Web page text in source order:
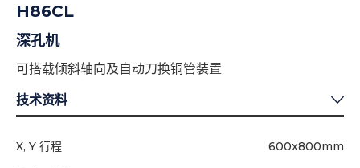
H86CL
深孔机
可搭载倾斜轴向及自动刀换铜管装置
技术资料
X, Y 行程 600x800mm